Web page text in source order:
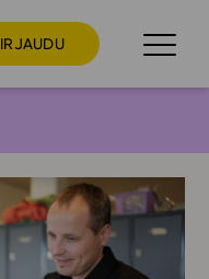
KIRJAUDU